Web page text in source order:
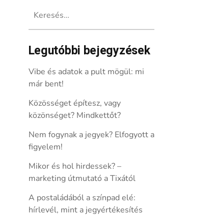
Legutóbbi bejegyzések
Vibe és adatok a pult mögül: mi
már bent!
Közösséget építesz, vagy
közönséget? Mindkettőt?
Nem fogynak a jegyek? Elfogyott a
figyelem!
Mikor és hol hirdessek? –
marketing útmutató a Tixától
A postaládából a színpad elé:
hírlevél, mint a jegyértékesítés